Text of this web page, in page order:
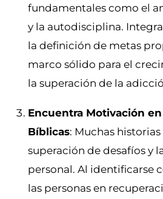
fundamentales como el
y la autodisciplina.
la definición de metas
marco sólido para el
la superación de la
Encuentra Motivación
Bíblicas: Muchas
superación de desafíos y
personal. Al identificarse
las personas en